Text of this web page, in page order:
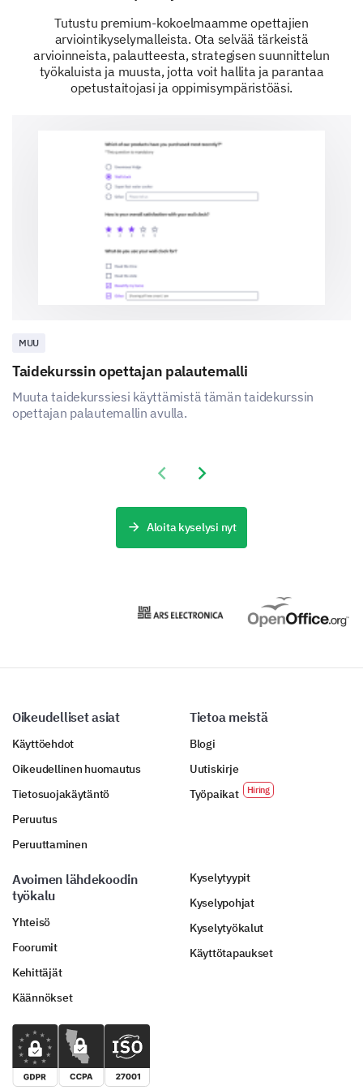
Feedback and Suggestions
Your feedback is vital to us and will enable us to
better serve you and other lab supervisors.
or support for lab supervisors, please share
them with us here.
Tutustu premium-kokoelmaamme opettajien
arviointikyselymalleista. Ota selvää tärkeistä
arvioinneista, palautteesta, strategisen suunnittelun
työkaluista ja muusta, jotta voit hallita ja parantaa
opetustaitojasi ja oppimisympäristöäsi.
MUU
Taidekurssin opettajan palautemalli
Muuta taidekurssiesi käyttämistä tämän taidekurssin
opettajan palautemallin avulla.
Previous slide
Next slide
Aloita kyselysi nyt
Oikeudelliset asiat
Käyttöehdot
Oikeudellinen huomautus
Tietosuojakäytäntö
Peruutus
Peruuttaminen
Tietoa meistä
Blogi
Uutiskirje
Työpaikat
Avoimen lähdekoodin
työkalu
Yhteisö
Foorumit
Kehittäjät
Käännökset
Kyselytyypit
Kyselypohjat
Kyselytyökalut
Käyttötapaukset